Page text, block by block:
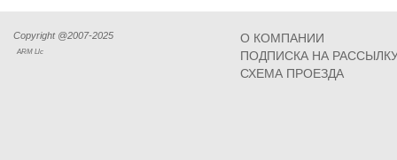
Copyright @2007-2025
ARM Llc
О КОМПАНИИ
ПОДПИСКА НА
СХЕМА ПРОЕЗДА